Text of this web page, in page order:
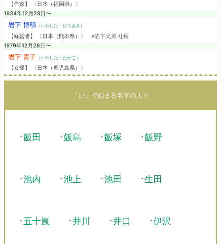
【作家】 〔日本（福岡県）〕
1934年12月28日〜
岩下 博明 （いわした・ひろあき）
【経営者】 〔日本（熊本県）〕 ※岩下兄弟 社長
1979年12月28日〜
岩下 貴子（いわした・たかこ）
【女優】 〔日本（鹿児島県）〕
「い」で始まる名字の人々
･飯田 ･飯島 ･飯塚 ･飯野
･池内 ･池上 ･池田 ･生田
･五十嵐 ･井川 ･井口 ･伊沢